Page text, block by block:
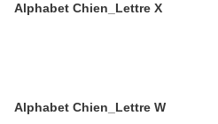
Alphabet Chien_Lettre X
Alphabet Chien_Lettre W